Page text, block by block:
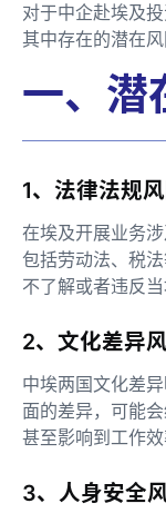
对于中企赴埃及
其中存在的潜在
一、潜
1、法律法规
在埃及开展业务
包括劳动法、税
不了解或者违反
2、文化差异
中埃两国文化差
面的差异，可能
甚至影响到工作效
3、人身安全